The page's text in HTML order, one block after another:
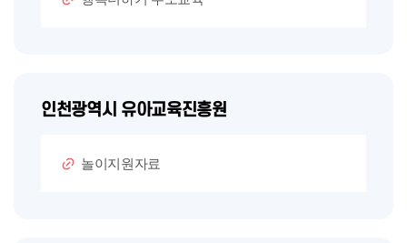
인천광역시 유아교육진흥원
놀이지원자료